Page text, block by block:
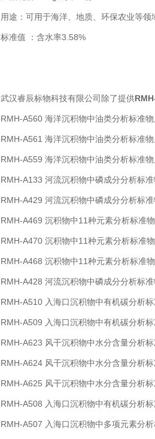
用途：可用于海洋、地质、环保农业等
标准值 ：含水率3.58%
武汉睿辰标物科技有限公司除了提供
RMH-A560 海洋沉积物中油类分析标准
RMH-A561 海洋沉积物中油类分析标准
RMH-A559 海洋沉积物中油类分析标准
RMH-A133 河流沉积物中磷成分分析标
RMH-A429 河流沉积物中磷成分分析标
RMH-A469 沉积物中11种元素分析标准
RMH-A470 沉积物中11种元素分析标准
RMH-A468 沉积物中11种元素分析标准
RMH-A428 河流沉积物中磷成分分析标
RMH-A510 入海口沉积物中有机碳分析
RMH-A509 入海口沉积物中有机碳分析
RMH-A623 风干沉积物中水分含量分析
RMH-A624 风干沉积物中水分含量分析
RMH-A625 风干沉积物中水分含量分析
RMH-A508 入海口沉积物中有机碳分析
RMH-A507 入海口沉积物中多项元素分